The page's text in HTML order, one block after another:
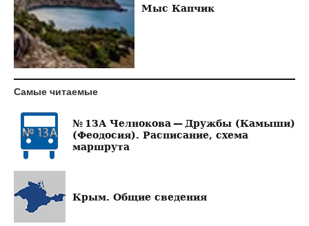
Мыс Капчик
Самые читаемые
№ 13А Челнокова — Дружбы (Камыши)
(Феодосия). Расписание, схема
маршрута
Крым. Общие сведения